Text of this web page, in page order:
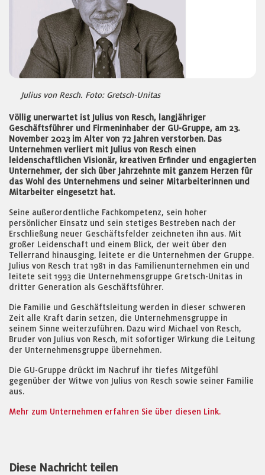
Julius von Resch. Foto: Gretsch-Unitas
Völlig unerwartet ist Julius von Resch, langjähriger
Geschäftsführer und Firmeninhaber der GU-Gruppe, am 23.
November 2023 im Alter von 72 Jahren verstorben. Das
Unternehmen verliert mit Julius von Resch einen
leidenschaftlichen Visionär, kreativen Erfinder und engagierten
Unternehmer, der sich über Jahrzehnte mit ganzem Herzen für
das Wohl des Unternehmens und seiner Mitarbeiterinnen und
Mitarbeiter eingesetzt hat.
Seine außerordentliche Fachkompetenz, sein hoher
persönlicher Einsatz und sein stetiges Bestreben nach der
Erschließung neuer Geschäftsfelder zeichneten ihn aus. Mit
großer Leidenschaft und einem Blick, der weit über den
Tellerrand hinausging, leitete er die Unternehmen der Gruppe.
Julius von Resch trat 1981 in das Familienunternehmen ein und
leitete seit 1993 die Unternehmensgruppe Gretsch-Unitas in
dritter Generation als Geschäftsführer.
Die Familie und Geschäftsleitung werden in dieser schweren
Zeit alle Kraft darin setzen, die Unternehmensgruppe in
seinem Sinne weiterzuführen. Dazu wird Michael von Resch,
Bruder von Julius von Resch, mit sofortiger Wirkung die Leitung
der Unternehmensgruppe übernehmen.
Die GU-Gruppe drückt im Nachruf ihr tiefes Mitgefühl
gegenüber der Witwe von Julius von Resch sowie seiner Familie
aus.
Mehr zum Unternehmen erfahren Sie über diesen Link.
Diese Nachricht teilen